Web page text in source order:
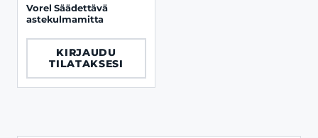
Vorel Säädettävä
astekulmamitta
KIRJAUDU
TILATAKSESI